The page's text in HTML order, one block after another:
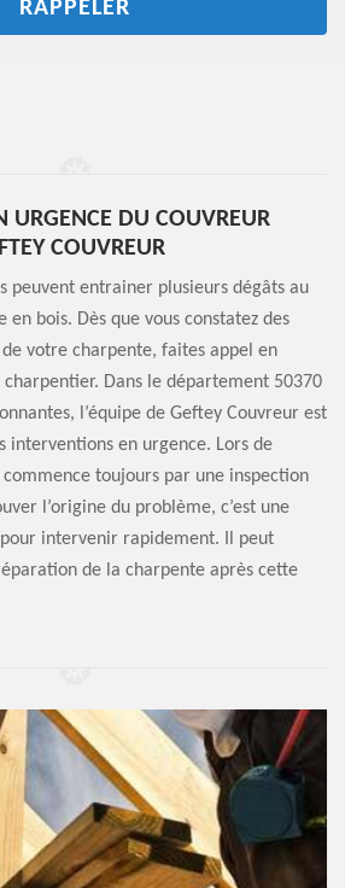
URGENCE DU COUVREUR
COUVREUR
peuvent entrainer plusieurs dégâts au
en bois. Dès que vous constatez des
votre charpente, faites appel en
Dans le département 50370
l’équipe de Geftey Couvreur est
interventions en urgence. Lors de
toujours par une inspection
l’origine du problème, c’est une
intervenir rapidement. Il peut
de la charpente après cette